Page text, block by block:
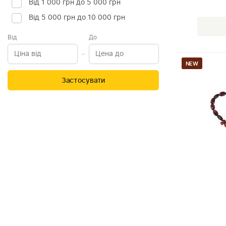
Від 1 000 грн до 5 000 грн
Від 5 000 грн до 10 000 грн
Від До
Застосувати
NEW